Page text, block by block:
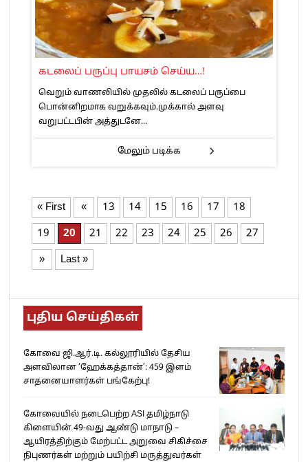
கடலைப் பருப்பு பாயசம் செய்ய…!
வெறும் வாணலியில் முதலில் கடலைப் பருப்பை
பொன்னிறமாக வறுக்கவும்.முக்கால் அளவு
வறுபட்டபின் அத்துடனே...
மேலும் படிக்க
« First « 13 14 15 16 17
18
19
20 21 22 23 24 25 26
27
»
Last »
புதிய செய்திகள்
கோவை ஜி.ஆர்.டி. கல்லூரியில் தேசிய
அளவிலான ‘ஹேக்கத்தான்’: 459 இளம்
சாதனையாளர்கள் பங்கேற்பு!
கோவையில் நடைபெற்ற ASI தமிழ்நாடு
கிளையின் 49-வது ஆண்டு மாநாடு –
ஆயிரத்திற்கும் மேற்பட்ட அறுவை சிகிச்சை
நிபுணர்கள் மற்றும் பயிற்சி மருத்துவர்கள்